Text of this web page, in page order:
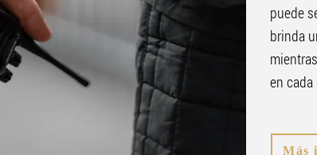
puede
brinda
en
Más